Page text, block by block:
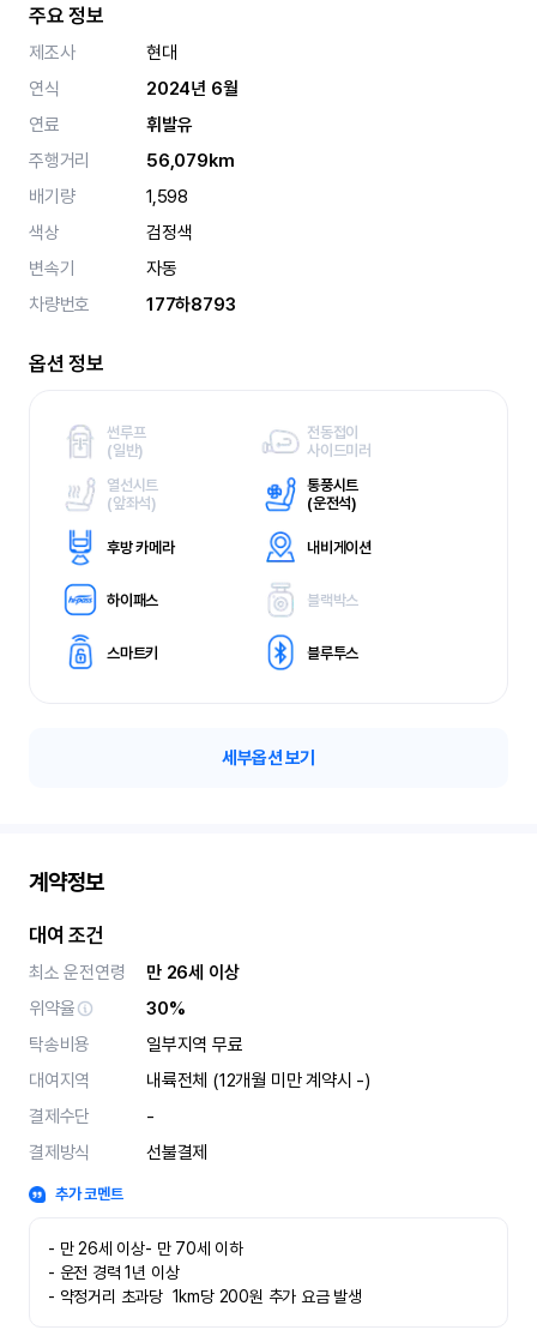
주요 정보
제조사
현대
연식
2024년 6월
연료
휘발유
주행거리
56,079km
배기량
1,598
색상
검정색
변속기
자동
차량번호
177하8793
옵션 정보
썬루프
(일반)
전동접이
사이드미러
열선시트
(앞좌석)
통풍시트
(운전석)
후방 카메라 내비게이션
하이패스 블랙박스
스마트키 블루투스
세부옵션 보기
계약정보
대여 조건
최소 운전연령
만 26세 이상
위약율
30%
탁송비용
일부지역 무료
대여지역
내륙전체 (12개월 미만 계약시 -)
결제수단
-
결제방식
선불결제
추가 코멘트
- 만 26세 이상- 만 70세 이하
- 운전 경력 1년 이상
- 약정거리 초과당  1km당 200원 추가 요금 발생